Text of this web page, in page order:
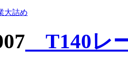
大詰め
T140レ